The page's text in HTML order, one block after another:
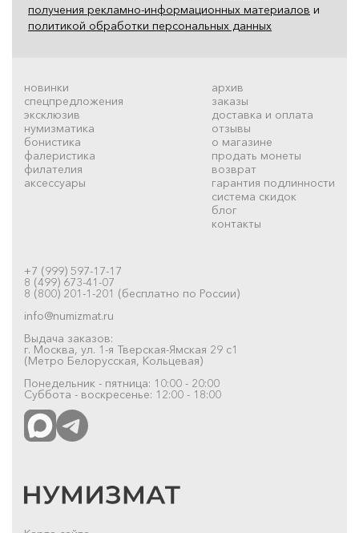
получения рекламно-информационных материалов и
политикой обработки персональных данных
новинки
спецпредложения
эксклюзив
нумизматика
бонистика
фалеристика
филателия
аксессуары
архив
заказы
доставка и оплата
отзывы
о магазине
продать монеты
возврат
гарантия подлинности
система скидок
блог
контакты
+7 (999) 597-17-17
8 (499) 673-41-07
8 (800) 201-1-201 (бесплатно по России)
info@numizmat.ru
Выдача заказов:
г. Москва, ул. 1-я Тверская-Ямская 29 с1
(Метро Белорусская, Кольцевая)
Понедельник - пятница: 10:00 - 20:00
Суббота - воскресенье: 12:00 - 18:00